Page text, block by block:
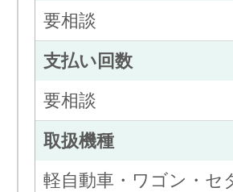
要相談
支払い回数
要相談
取扱機種
軽自動車・ワゴン・セ